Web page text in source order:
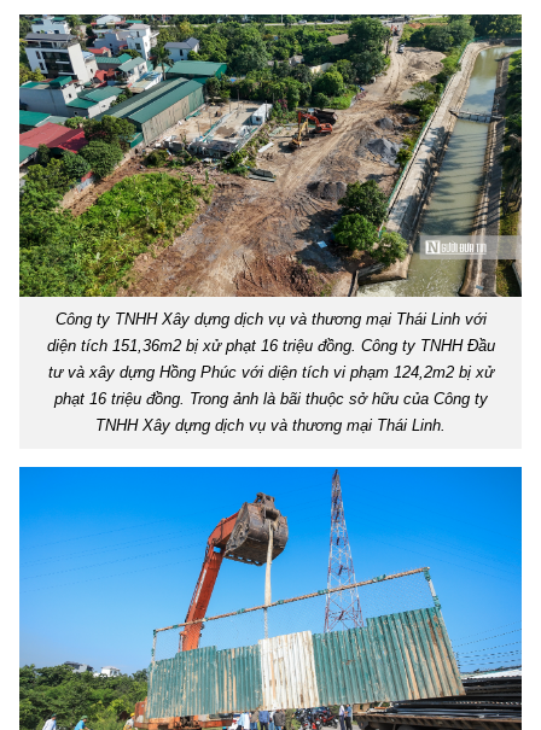
Công ty TNHH Xây dựng dịch vụ và thương mại Thái Linh với
diện tích 151,36m2 bị xử phạt 16 triệu đồng. Công ty TNHH Đầu
tư và xây dựng Hồng Phúc với diện tích vi phạm 124,2m2 bị xử
phạt 16 triệu đồng. Trong ảnh là bãi thuộc sở hữu của Công ty
TNHH Xây dựng dịch vụ và thương mại Thái Linh.